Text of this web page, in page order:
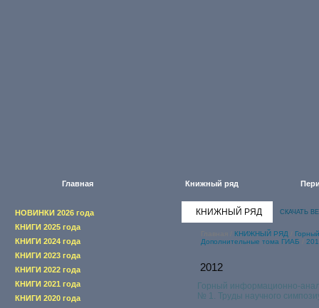
Главная Книжный ряд
НОВИНКИ 2026 года
КНИГИ 2025 года
КНИГИ 2024 года
КНИГИ 2023 года
КНИГИ 2022 года
КНИГИ 2021 года
КНИГИ 2020 года
КНИЖНЫЙ РЯД СКАЧАТЬ
КНИЖНЫЙ РЯД
Дополнительные тома ГИАБ
2012
Горный информационно-
№ 1. Труды научного